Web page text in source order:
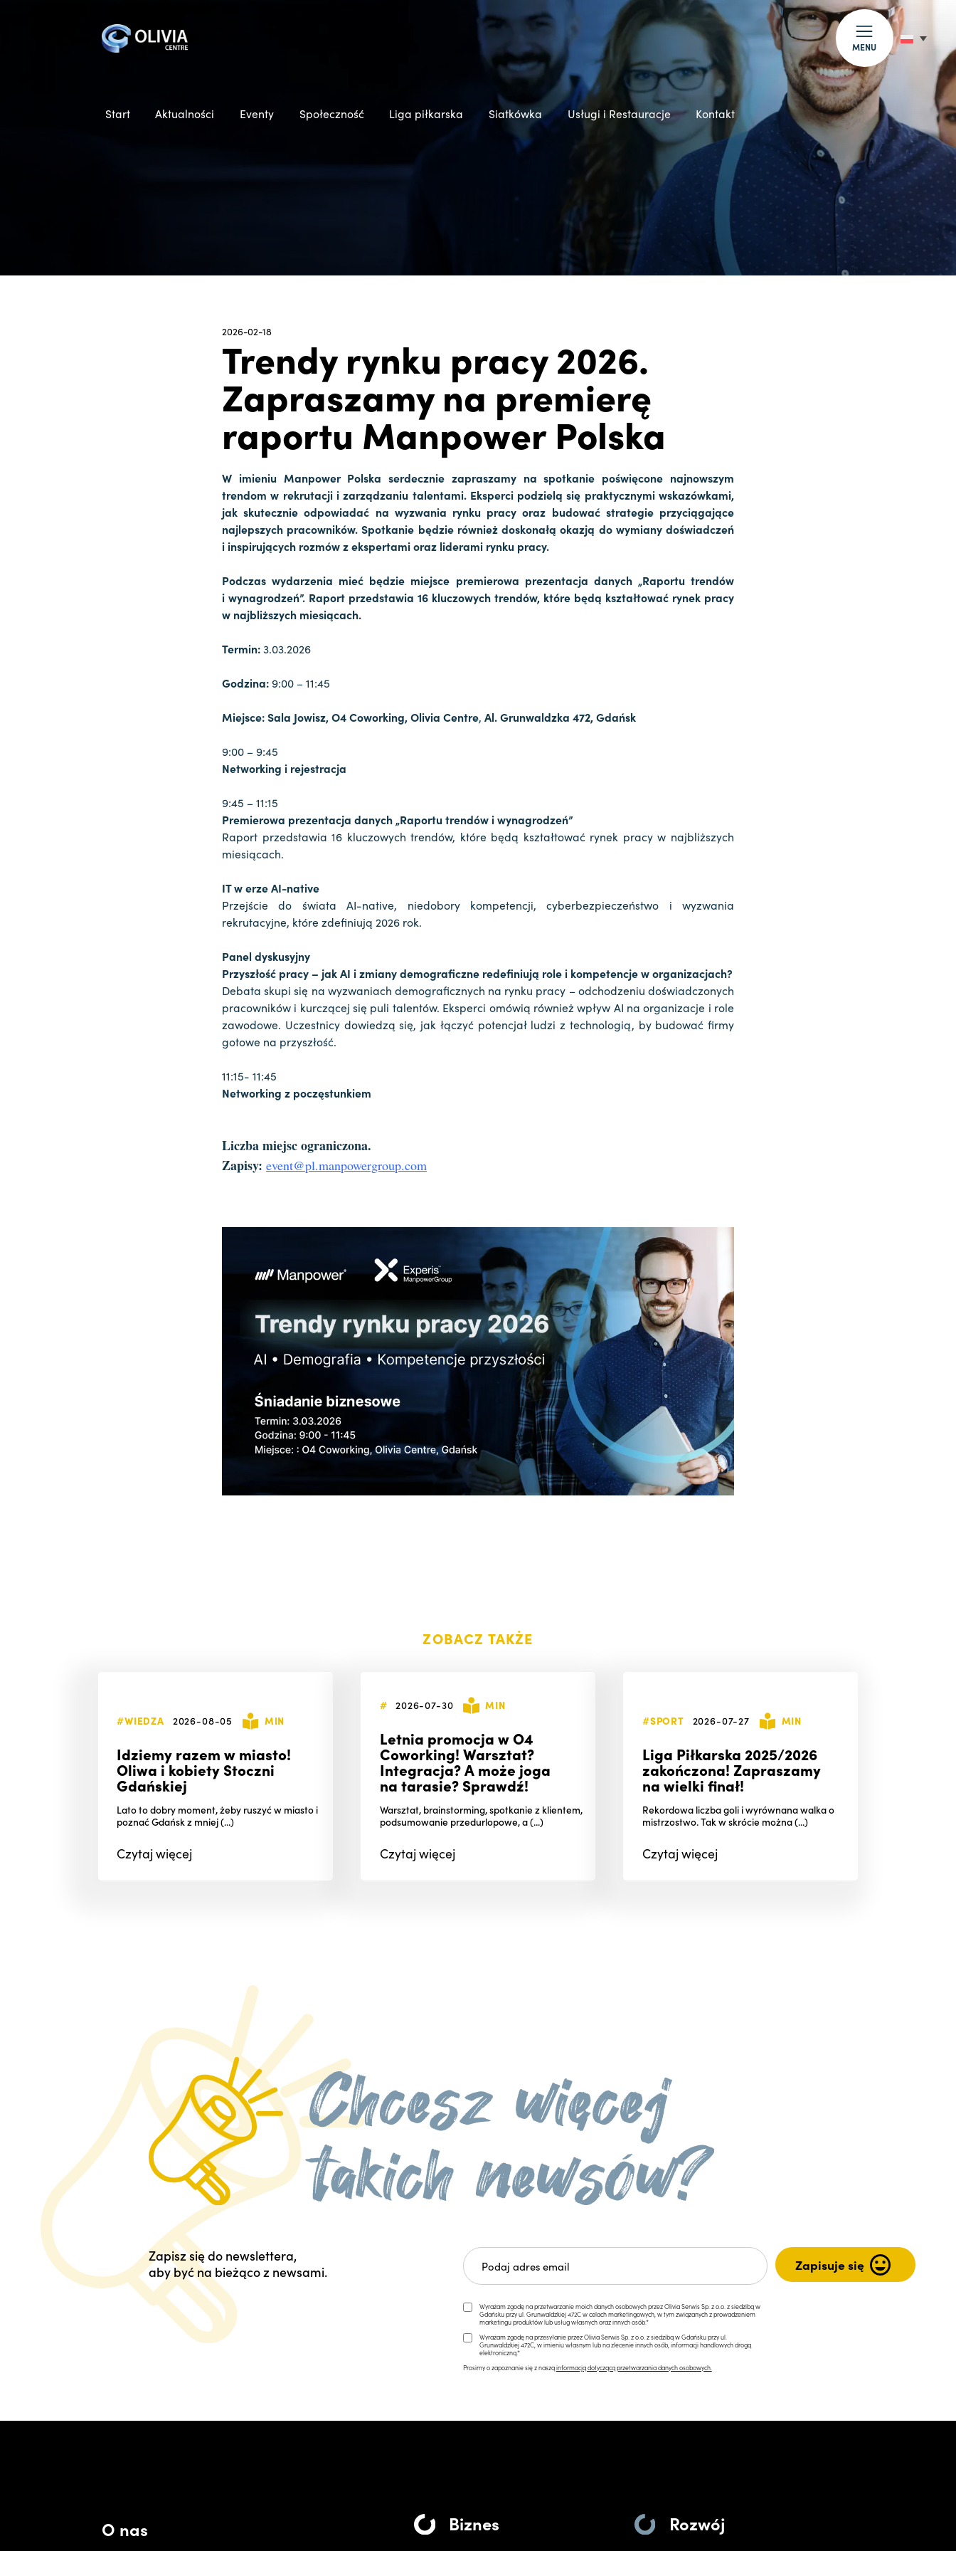
MENU
Start Aktualności Eventy Społeczność Liga piłkarska Siatkówka Usługi i Restauracje Kontakt
2026-02-18
Trendy rynku pracy 2026.
Zapraszamy na premierę
raportu Manpower Polska
W imieniu Manpower Polska serdecznie zapraszamy na spotkanie poświęcone najnowszym
trendom w rekrutacji i zarządzaniu talentami. Eksperci podzielą się praktycznymi wskazówkami,
jak skutecznie odpowiadać na wyzwania rynku pracy oraz budować strategie przyciągające
najlepszych pracowników. Spotkanie będzie również doskonałą okazją do wymiany doświadczeń
i inspirujących rozmów z ekspertami oraz liderami rynku pracy.
Podczas wydarzenia mieć będzie miejsce premierowa prezentacja danych „Raportu trendów
i wynagrodzeń”. Raport przedstawia 16 kluczowych trendów, które będą kształtować rynek pracy
w najbliższych miesiącach.
Termin:3.03.2026
Godzina: 9:00 – 11:45
Miejsce:Sala Jowisz, O4 Coworking, Olivia Centre, Al. Grunwaldzka 472, Gdańsk
9:00 – 9:45
Networking i rejestracja
9:45 – 11:15
Premierowa prezentacja danych „Raportu trendów i wynagrodzeń”
Raport przedstawia 16 kluczowych trendów, które będą kształtować rynek pracy w najbliższych
miesiącach.
IT w erze AI-native
Przejście do świata AI-native, niedobory kompetencji, cyberbezpieczeństwo i wyzwania
rekrutacyjne, które zdefiniują 2026 rok.
Panel dyskusyjny
Przyszłość pracy – jak AI i zmiany demograficzne redefiniują role i kompetencje w organizacjach?
Debata skupi się na wyzwaniach demograficznych na rynku pracy – odchodzeniu doświadczonych
pracowników i kurczącej się puli talentów. Eksperci omówią również wpływ AI na organizacje i role
zawodowe. Uczestnicy dowiedzą się, jak łączyć potencjał ludzi z technologią, by budować firmy
gotowe na przyszłość.
11:15- 11:45
Networking z poczęstunkiem
Liczba miejsc ograniczona.
Zapisy: event@pl.manpowergroup.com
ZOBACZ TAKŻE
#WIEDZA 2026-08-05 MIN
Idziemy razem w miasto!
Oliwa i kobiety Stoczni
Gdańskiej
Lato to dobry moment, żeby ruszyć w miasto i
poznać Gdańsk z mniej (...)
Czytajwięcej
# 2026-07-30 MIN
Letnia promocja w O4
Coworking! Warsztat?
Integracja? A może joga
na tarasie? Sprawdź!
Warsztat, brainstorming, spotkanie z klientem,
podsumowanie przedurlopowe, a (...)
Czytajwięcej
#SPORT 2026-07-27 MIN
Liga Piłkarska 2025/2026
zakończona! Zapraszamy
na wielki finał!
Rekordowa liczba goli i wyrównana walka o
mistrzostwo. Tak w skrócie można (...)
Czytajwięcej
Zapisz się do newslettera,
aby być na bieżąco z newsami.
Wyrażam zgodę na przetwarzanie moich danych osobowych przez Olivia Serwis Sp. z o.o. z siedzibą w
Gdańsku przy ul. Grunwaldzkiej 472C w celach marketingowych, w tym związanych z prowadzeniem
marketingu produktów lub usług własnych oraz innych osób.*
Wyrażam zgodę na przesyłanie przez Olivia Serwis Sp. z o.o. z siedzibą w Gdańsku przy ul.
Grunwaldzkiej 472C, w imieniu własnym lub na zlecenie innych osób, informacji handlowych drogą
elektroniczną.*
Prosimy o zapoznanie się z nasząinformacją dotyczącą przetwarzania danych osobowych.
O nas Biznes Rozwój